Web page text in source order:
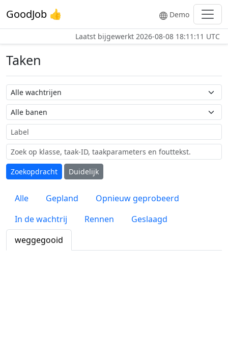
GoodJob 👍 Demo
Laatst bijgewerkt 2026-08-08 18:11:11 UTC
Taken
Wachtrij naam
Taak naam
Label
Zoekopdracht
Duidelijk
Alle Gepland
Opnieuw geprobeerd
In de wachtrij
Rennen
Geslaagd
weggegooid